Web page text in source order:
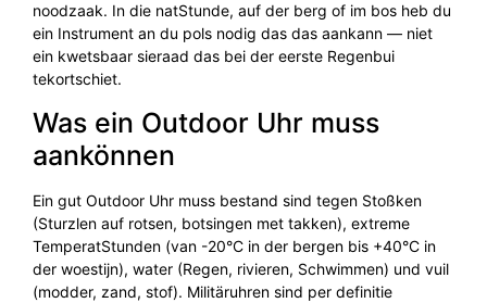
noodzaak. In die natStunde, auf der berg of im bos heb du
ein Instrument an du pols nodig das das aankann — niet
ein kwetsbaar sieraad das bei der eerste Regenbui
tekortschiet.
Was ein Outdoor Uhr muss
aankönnen
Ein gut Outdoor Uhr muss bestand sind tegen Stoßken
(Sturzlen auf rotsen, botsingen met takken), extreme
TemperatStunden (van -20°C in der bergen bis +40°C in
der woestijn), water (Regen, rivieren, Schwimmen) und vuil
(modder, zand, stof). Militäruhren sind per definitie